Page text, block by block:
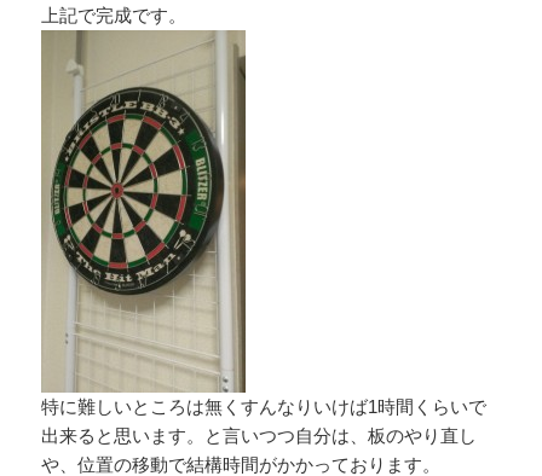
上記で完成です。
特に難しいところは無くすんなりいけば1時間くらいで
出来ると思います。と言いつつ自分は、板のやり直し
や、位置の移動で結構時間がかかっております。